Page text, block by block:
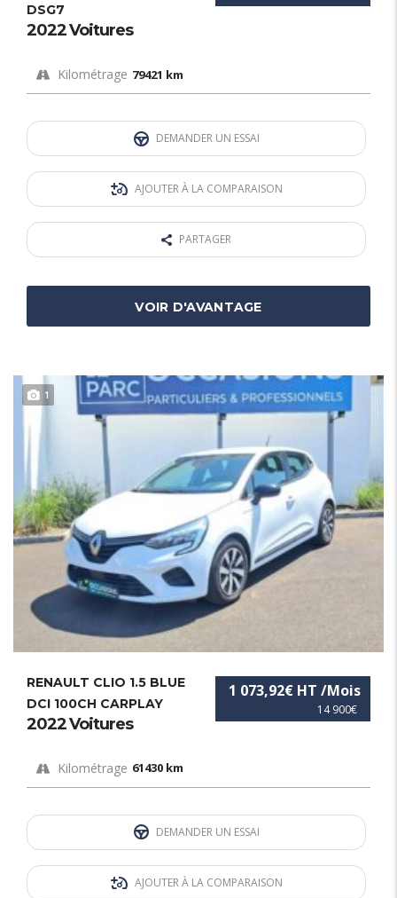
DSG7
2022 Voitures
Kilométrage 79421 km
DEMANDER UN ESSAI
AJOUTER À LA COMPARAISON
PARTAGER
VOIR D'AVANTAGE
1
14 900€
1 073,92€ HT /Mois
RENAULT CLIO 1.5 BLUE
DCI 100CH CARPLAY
2022 Voitures
Kilométrage 61430 km
DEMANDER UN ESSAI
AJOUTER À LA COMPARAISON